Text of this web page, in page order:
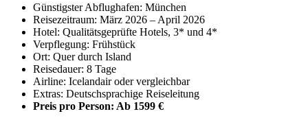
Günstigster Abflughafen: München
Reisezeitraum: März 2026 – April 2026
Hotel: Qualitätsgeprüfte Hotels, 3* und 4*
Verpflegung: Frühstück
Ort: Quer durch Island
Reisedauer: 8 Tage
Airline: Icelandair oder vergleichbar
Extras: Deutschsprachige Reiseleitung
Preis pro Person: Ab 1599 €